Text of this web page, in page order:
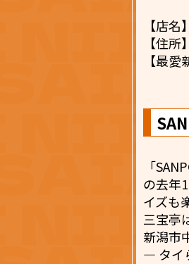
【店
【住
【最愛
「
の去年
イズも
三宝亭
新潟市
— タイ